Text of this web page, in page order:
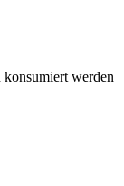
werden